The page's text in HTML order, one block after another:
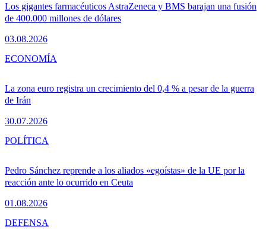
Los gigantes farmacéuticos AstraZeneca y BMS barajan una fusión
de 400.000 millones de dólares
03.08.2026
La zona euro registra un crecimiento del 0,4 % a pesar de la guerra
de Irán
30.07.2026
ECONOMÍA
Pedro Sánchez reprende a los aliados «egoístas» de la UE por la
reacción ante lo ocurrido en Ceuta
01.08.2026
POLÍTICA
DEFENSA